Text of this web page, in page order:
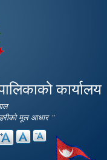
कार्यालय
मूल आधार "